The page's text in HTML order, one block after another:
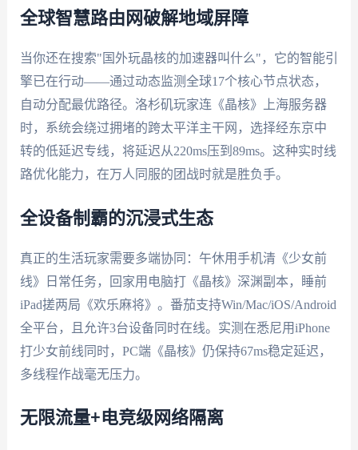
全球智慧路由网破解地域屏障
当你还在搜索"国外玩晶核的加速器叫什么"，它的智能引
擎已在行动——通过动态监测全球17个核心节点状态，
自动分配最优路径。洛杉矶玩家连《晶核》上海服务器
时，系统会绕过拥堵的跨太平洋主干网，选择经东京中
转的低延迟专线，将延迟从220ms压到89ms。这种实时线
路优化能力，在万人同服的团战时就是胜负手。
全设备制霸的沉浸式生态
真正的生活玩家需要多端协同：午休用手机清《少女前
线》日常任务，回家用电脑打《晶核》深渊副本，睡前
iPad搓两局《欢乐麻将》。番茄支持Win/Mac/iOS/Android
全平台，且允许3台设备同时在线。实测在悉尼用iPhone
打少女前线同时，PC端《晶核》仍保持67ms稳定延迟，
多线程作战毫无压力。
无限流量+电竞级网络隔离